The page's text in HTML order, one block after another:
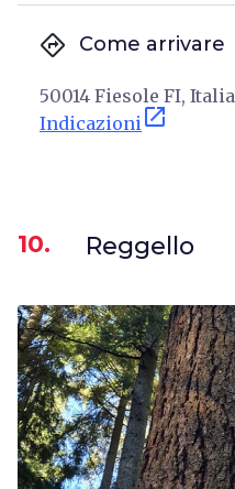
directions Come arrivare
50014 Fiesole FI, Italia
Indicazioni open_in_new
10. Reggello